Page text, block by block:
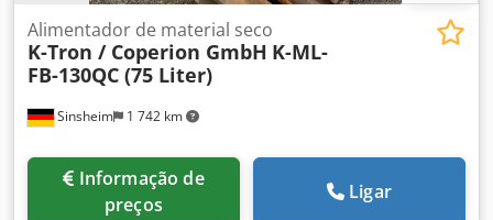
Sinsheim 1 742 km
Alimentador de material seco
K-Tron / Coperion GmbH K-ML-
FB-130QC (75 Liter)
preços
Ligar